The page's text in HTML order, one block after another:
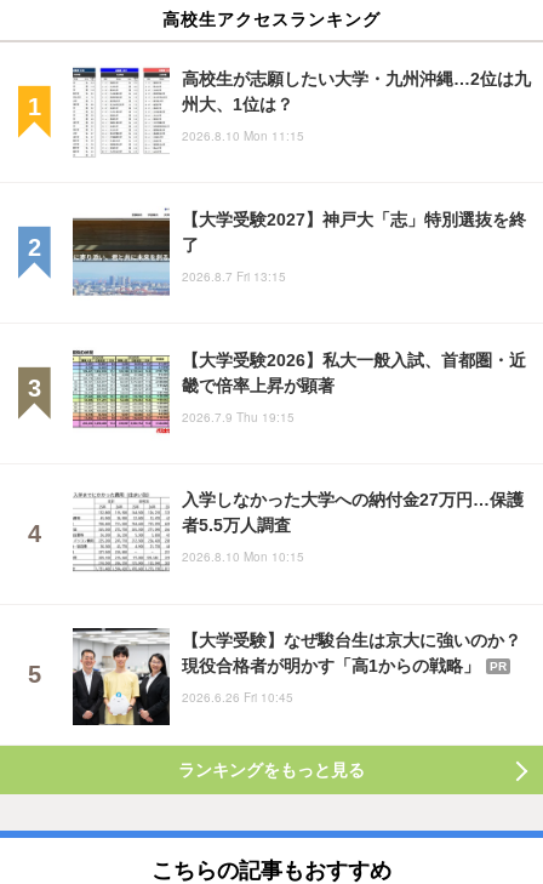
高校生アクセスランキング
高校生が志願したい大学・九州沖縄…2位は九
州大、1位は？
2026.8.10 Mon 11:15
【大学受験2027】神戸大「志」特別選抜を終
了
2026.8.7 Fri 13:15
【大学受験2026】私大一般入試、首都圏・近
畿で倍率上昇が顕著
2026.7.9 Thu 19:15
入学しなかった大学への納付金27万円…保護
者5.5万人調査
2026.8.10 Mon 10:15
【大学受験】なぜ駿台生は京大に強いのか？
現役合格者が明かす「高1からの戦略」
PR
2026.6.26 Fri 10:45
ランキングをもっと見る
こちらの記事もおすすめ